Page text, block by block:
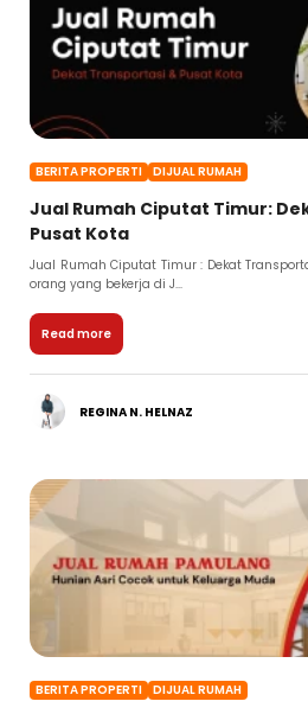
BERITA PROPERTI DIJUAL RUMAH
Jual Rumah Ciputat Timur:
Pusat Kota
Jual Rumah Ciputat Timur : Dekat
orang yang bekerja di J...
Read more
REGINA N. HELNAZ
BERITA PROPERTI DIJUAL RUMAH